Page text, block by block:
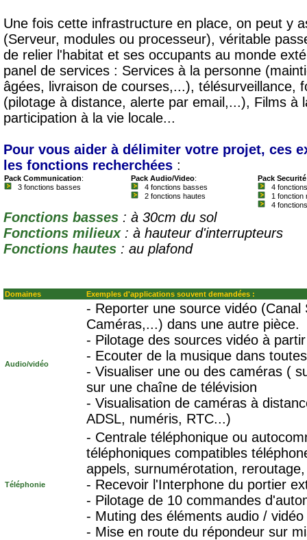
Une fois cette infrastructure en place, on peut y
(Serveur, modules ou processeur), véritable
de relier l'habitat et ses occupants au monde
panel de services : Services à la personne
âgées, livraison de courses,...), télésurveillance,
(pilotage à distance, alerte par email,...), Films à
participation à la vie locale...
Pour vous aider à délimiter votre projet, ces
les fonctions recherchées :
Pack Communication:
3 fonctions basses
Pack Audio/Video:
4 fonctions basses
2 fonctions hautes
Pack Securité
4
1 fonction
4
Fonctions basses : à 30cm du sol
Fonctions milieux: à hauteur d'interrupteurs
Fonctions hautes : au plafond
Domaines Exemples d'applications souvent demandées :
Audio/vidéo
- Reporter une source vidéo
Caméras,...) dans une autre pièce.
- Pilotage des sources vidéo à
- Ecouter de la musique dans
- Visualiser une ou des caméras (
sur une chaîne de télévision
- Visualisation de caméras à
ADSL, numéris, RTC...)
Téléphonie
- Centrale téléphonique ou
téléphoniques compatibles
appels, surnumérotation,
- Recevoir l'Interphone du portier
- Pilotage de 10 commandes
- Muting des éléments audio /
- Mise en route du répondeur sur